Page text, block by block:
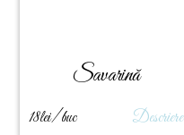
Savarină
18lei/ buc Descriere